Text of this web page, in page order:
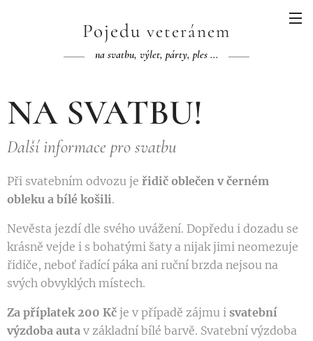
Pojedu veteránem
na svatbu, výlet, párty, ples ...
NA SVATBU!
Další informace pro svatbu
Při svatebním odvozu je řidič oblečen v černém
obleku a bílé košili.
Nevěsta jezdí dle svého uvážení. Dopředu i dozadu se
krásně vejde i s bohatými šaty a nijak jimi neomezuje
řidiče, neboť řadící páka ani ruční brzda nejsou na
svých obvyklých místech.
Za příplatek 200 Kč je v případě zájmu i svatební
výzdoba auta v základní bílé barvě. Svatební výzdoba